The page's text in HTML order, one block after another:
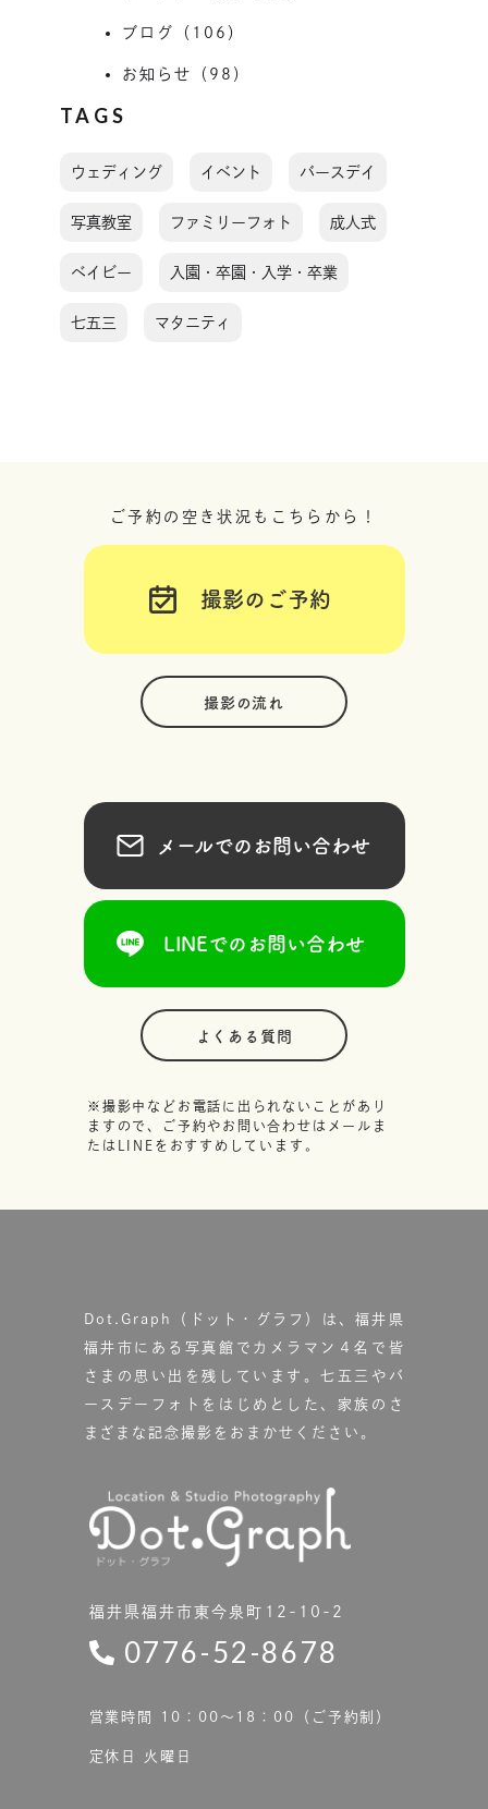
ブログ（106）
お知らせ（98）
TAGS
ウェディング イベント バースデイ
写真教室 ファミリーフォト 成人式
ベイビー 入園・卒園・入学・卒業
七五三 マタニティ
ご予約の空き状況もこちらから！
撮影のご予約
撮影の流れ
メールでのお問い合わせ
LINEでのお問い合わせ
よくある質問
※撮影中などお電話に出られないことがあり
ますので、ご予約やお問い合わせはメールま
たはLINEをおすすめしています。
Dot.Graph（ドット・グラフ）は、福井県
福井市にある写真館で カメラマン４名で皆
さまの思い出を残しています。七五三やバ
ースデーフォトをはじめとした、家族のさ
まざまな記念撮影をおまかせください。
福井県福井市東今泉町12-10-2
0776-52-8678
営業時間 10：00〜18：00（ご予約制）
定休日 火曜日